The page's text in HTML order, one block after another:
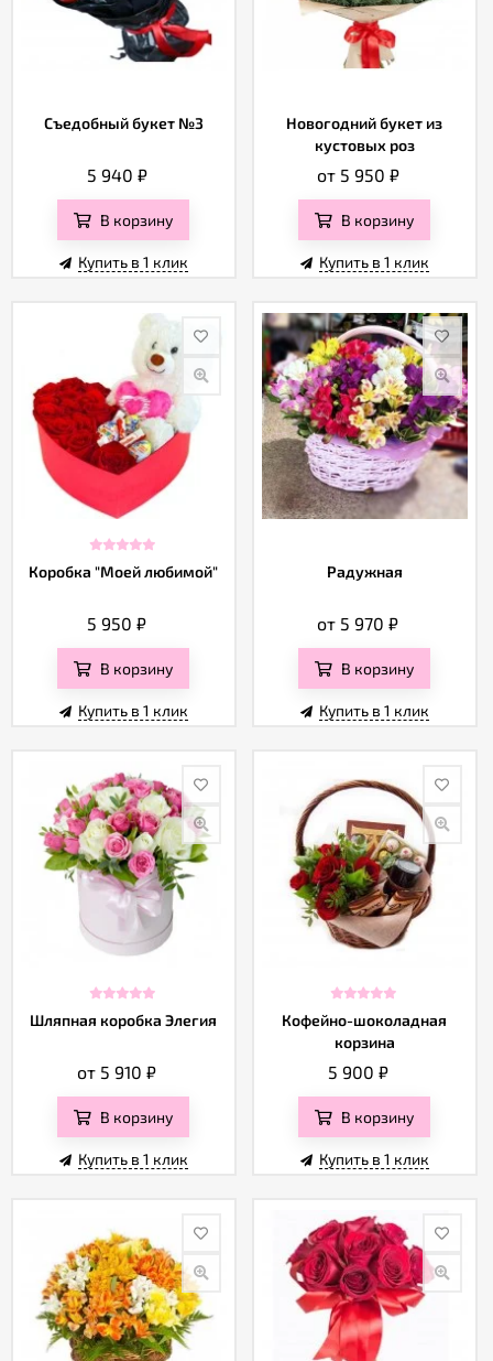
Съедобный букет №3
5 940 ₽
В корзину
Купить в 1 клик
Новогодний букет из
кустовых роз
от 5 950 ₽
В корзину
Купить в 1 клик
Коробка "Моей любимой"
5 950₽
В корзину
Купить в 1 клик
Радужная
от 5 970₽
В корзину
Купить в 1 клик
Шляпная коробка Элегия
от 5 910₽
В корзину
Купить в 1 клик
Кофейно-шоколадная
корзина
5 900 ₽
В корзину
Купить в 1 клик